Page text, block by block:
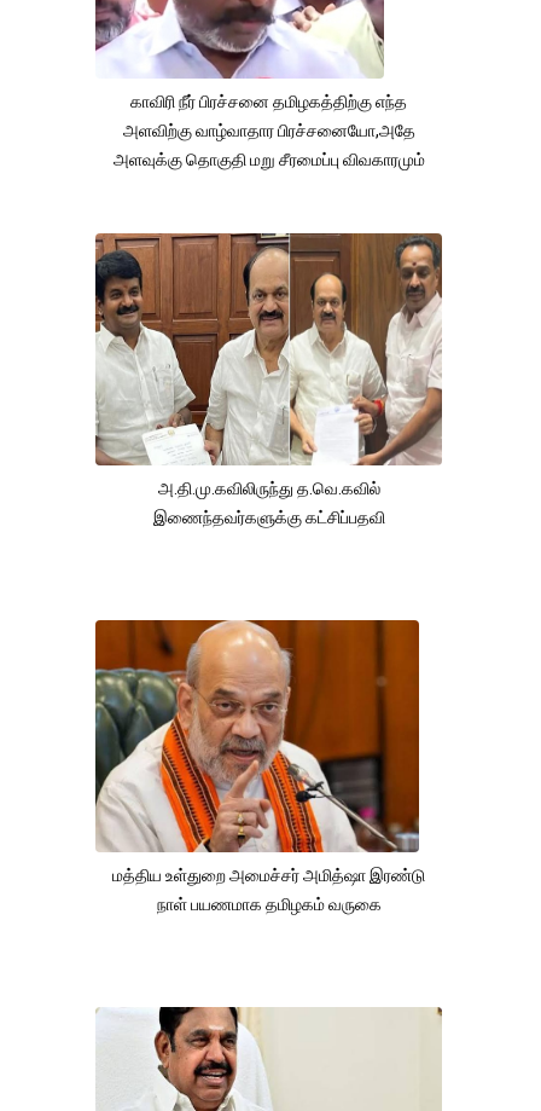
காவிரி நீர் பிரச்சனை தமிழகத்திற்கு எந்த
அளவிற்கு வாழ்வாதார பிரச்சனையோ,அதே
அளவுக்கு தொகுதி மறு சீரமைப்பு விவகாரமும்
அ.தி.மு.கவிலிருந்து த.வெ.கவில்
இணைந்தவர்களுக்கு கட்சிப்பதவி
மத்திய உள்துறை அமைச்சர் அமித்ஷா இரண்டு
நாள் பயணமாக தமிழகம் வருகை